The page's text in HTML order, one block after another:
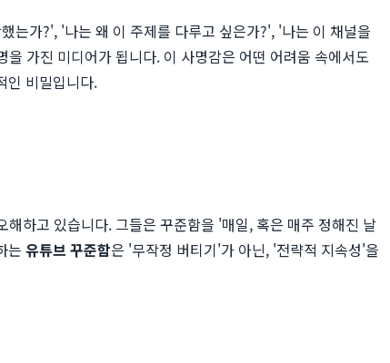
는가?', '나는 왜 이 주제를 다루고 싶은가?', '나는 이 채널을
가진 미디어가 됩니다. 이 사명감은 어떤 어려움 속에서도
인 비밀입니다.
하고 있습니다. 그들은 꾸준함을 '매일, 혹은 매주 정해진 날
는 유튜브 꾸준함은 '무작정 버티기'가 아닌, '전략적 지속성'을